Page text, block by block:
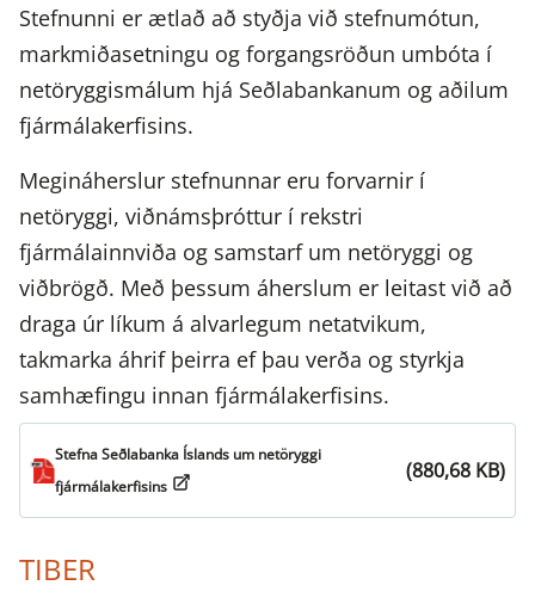
Stefnunni er ætlað að styðja við stefnumótun,
markmiðasetningu og forgangsröðun umbóta í
netöryggismálum hjá Seðlabankanum og aðilum
fjármálakerfisins.
Megináherslur stefnunnar eru forvarnir í
netöryggi, viðnámsþróttur í rekstri
fjármálainnviða og samstarf um netöryggi og
viðbrögð. Með þessum áherslum er leitast við að
draga úr líkum á alvarlegum netatvikum,
takmarka áhrif þeirra ef þau verða og styrkja
samhæfingu innan fjármálakerfisins.
Stefna Seðlabanka Íslands um netöryggi
fjármálakerfisins
(880,68 KB)
TIBER